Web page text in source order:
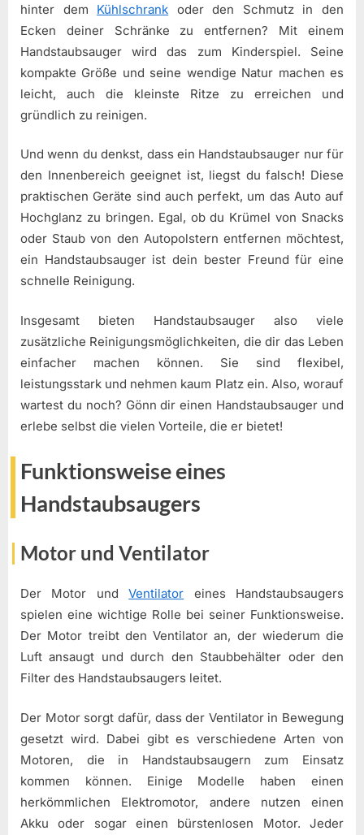
hinter dem Kühlschrank oder den Schmutz in den
Ecken deiner Schränke zu entfernen? Mit einem
Handstaubsauger wird das zum Kinderspiel. Seine
kompakte Größe und seine wendige Natur machen es
leicht, auch die kleinste Ritze zu erreichen und
gründlich zu reinigen.
Und wenn du denkst, dass ein Handstaubsauger nur für
den Innenbereich geeignet ist, liegst du falsch! Diese
praktischen Geräte sind auch perfekt, um das Auto auf
Hochglanz zu bringen. Egal, ob du Krümel von Snacks
oder Staub von den Autopolstern entfernen möchtest,
ein Handstaubsauger ist dein bester Freund für eine
schnelle Reinigung.
Insgesamt bieten Handstaubsauger also viele
zusätzliche Reinigungsmöglichkeiten, die dir das Leben
einfacher machen können. Sie sind flexibel,
leistungsstark und nehmen kaum Platz ein. Also, worauf
wartest du noch? Gönn dir einen Handstaubsauger und
erlebe selbst die vielen Vorteile, die er bietet!
Funktionsweise eines
Handstaubsaugers
Motor und Ventilator
Der Motor undVentilator eines Handstaubsaugers
spielen eine wichtige Rolle bei seiner Funktionsweise.
Der Motor treibt den Ventilator an, der wiederum die
Luft ansaugt und durch den Staubbehälter oder den
Filter des Handstaubsaugers leitet.
Der Motor sorgt dafür, dass der Ventilator in Bewegung
gesetzt wird. Dabei gibt es verschiedene Arten von
Motoren, die in Handstaubsaugern zum Einsatz
kommen können. Einige Modelle haben einen
herkömmlichen Elektromotor, andere nutzen einen
Akku oder sogar einen bürstenlosen Motor. Jeder